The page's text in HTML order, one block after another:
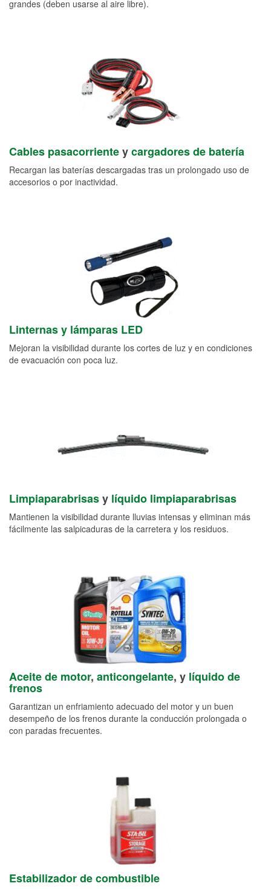
grandes (deben usarse al aire libre).
Cables pasacorrienteycargadores de batería
Recargan las baterías descargadas tras un prolongado uso de
accesorios o por inactividad.
Linternas y lámparas LED
Mejoran la visibilidad durante los cortes de luz y en condiciones
de evacuación con poca luz.
Limpiaparabrisasy líquido limpiaparabrisas
Mantienen la visibilidad durante lluvias intensas y eliminan más
fácilmente las salpicaduras de la carretera y los residuos.
Aceite de motor, anticongelante, y líquido de
frenos
Garantizan un enfriamiento adecuado del motor y un buen
desempeño de los frenos durante la conducción prolongada o
con paradas frecuentes.
Estabilizador de combustible